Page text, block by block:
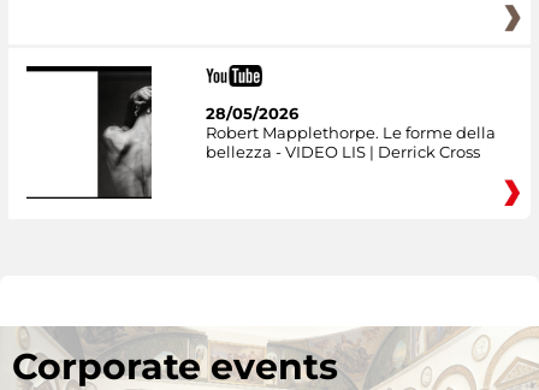
28/05/2026
Robert Mapplethorpe. Le forme della
bellezza - VIDEO LIS | Derrick Cross
Corporate events